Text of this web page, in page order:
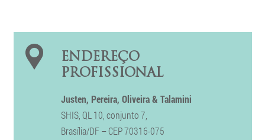
ENDEREÇO
PROFISSIONAL
Justen, Pereira, Oliveira & Talamini
SHIS, QL 10, conjunto 7,
Brasília/DF – CEP 70316-075